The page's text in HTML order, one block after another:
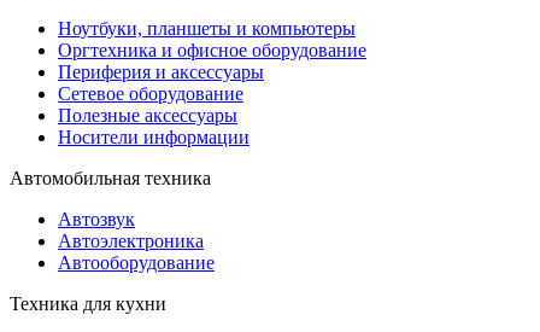
Ноутбуки, планшеты и компьютеры
Оргтехника и офисное оборудование
Периферия и аксессуары
Cетевое оборудование
Полезные аксессуары
Носители информации
Автомобильная техника
Автозвук
Автоэлектроника
Автооборудование
Техника для кухни